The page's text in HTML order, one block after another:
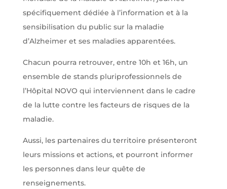
spécifiquement dédiée à l’information et à la
sensibilisation du public sur la maladie
d’Alzheimer et ses maladies apparentées.
Chacun pourra retrouver, entre 10h et 16h, un
ensemble de stands pluriprofessionnels de
l’Hôpital NOVO qui interviennent dans le cadre
de la lutte contre les facteurs de risques de la
maladie.
Aussi, les partenaires du territoire présenteront
leurs missions et actions, et pourront informer
les personnes dans leur quête de
renseignements.